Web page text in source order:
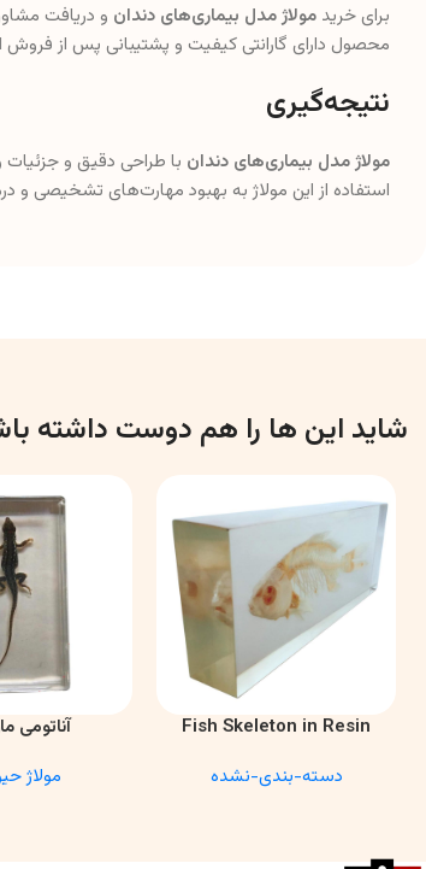
برای خرید مولاژ مدل بیماری‌های دندان و دریافت
محصول دارای گارانتی کیفیت و پشتیبانی پس از
نتیجه‌گیری
مولاژ مدل بیماری‌های دندان با طراحی دقیق و
استفاده از این مولاژ به بهبود مهارت‌های تشخیصی و
شاید این ها را هم دوست داشته
اطلاعات بیشتر
Fish Skeleton in Resin
Anatomy Specimen
دسته-بندی-نشده
اطلاعات بیشتر
آناتومی
مولاژ